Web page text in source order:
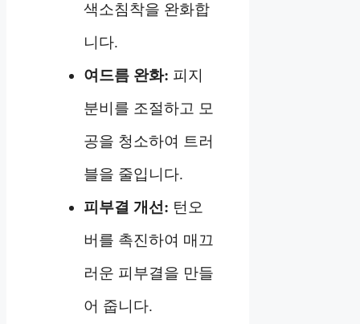
색소침착을 완화합
니다.
여드름 완화: 피지
분비를 조절하고 모
공을 청소하여 트러
블을 줄입니다.
피부결 개선: 턴오
버를 촉진하여 매끄
러운 피부결을 만들
어 줍니다.